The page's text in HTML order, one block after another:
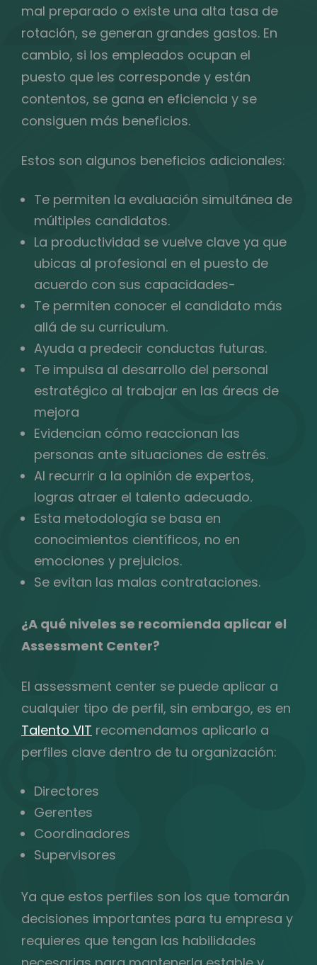
mal preparado o existe una alta tasa de
rotación, se generan grandes gastos. En
cambio, si los empleados ocupan el
puesto que les corresponde y están
contentos, se gana en eficiencia y se
consiguen más beneficios.
Estos son algunos beneficios adicionales:
Te permiten la evaluación simultánea de
múltiples candidatos.
La productividad se vuelve clave ya que
ubicas al profesional en el puesto de
acuerdo con sus capacidades-
Te permiten conocer el candidato más
allá de su curriculum.
Ayuda a predecir conductas futuras.
Te impulsa al desarrollo del personal
estratégico al trabajar en las áreas de
mejora
Evidencian cómo reaccionan las
personas ante situaciones de estrés.
Al recurrir a la opinión de expertos,
logras atraer el talento adecuado.
Esta metodología se basa en
conocimientos científicos, no en
emociones y prejuicios.
Se evitan las malas contrataciones.
¿A qué niveles se recomienda aplicar el
Assessment Center?
El assessment center se puede aplicar a
cualquier tipo de perfil, sin embargo, es en
Talento VIT recomendamos aplicarlo a
perfiles clave dentro de tu organización:
Directores
Gerentes
Coordinadores
Supervisores
Ya que estos perfiles son los que tomarán
decisiones importantes para tu empresa y
requieres que tengan las habilidades